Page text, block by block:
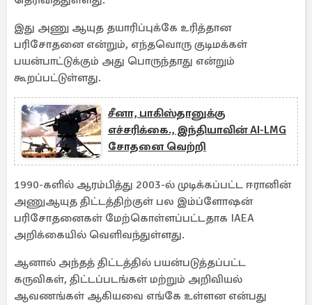
இது அணு ஆயுத தயாரிப்புக்கே உரித்தான
பரிசோதனை என்றும், எந்தவொரு குடிமக்கள்
பயன்பாட்டுக்கும் அது பொருந்தாது என்றும்
கூறப்பட்டுள்ளது.
சீனா, பாகிஸ்தானுக்கு
எச்சரிக்கை., இந்தியாவின் AI-LMG
சோதனை வெற்றி
1990-களில் ஆரம்பித்து 2003-ல் முடிக்கப்பட்ட ஈரானின்
அணுஆயுத திட்டத்திற்குள் பல இம்ப்ளோஷன்
பரிசோதனைகள் மேற்கொள்ளப்பட்டதாக IAEA
அறிக்கையில் வெளிவந்துள்ளது.
ஆனால் அந்தத் திட்டத்தில் பயன்படுத்தப்பட்ட
கருவிகள், திட்டப்படங்கள் மற்றும் அறிவியல்
ஆவணங்கள் ஆகியவை எங்கே உள்ளன என்பது